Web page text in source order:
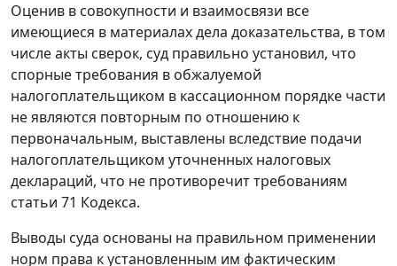
Оценив в совокупности и взаимосвязи все
имеющиеся в материалах дела доказательства, в том
числе акты сверок, суд правильно установил, что
спорные требования в обжалуемой
налогоплательщиком в кассационном порядке части
не являются повторным по отношению к
первоначальным, выставлены вследствие подачи
налогоплательщиком уточненных налоговых
деклараций, что не противоречит требованиям
статьи 71 Кодекса.
Выводы суда основаны на правильном применении
норм права к установленным им фактическим